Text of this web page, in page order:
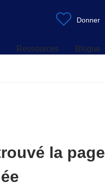
Ressources Blogue
Donner
la page
Ressources Blogue